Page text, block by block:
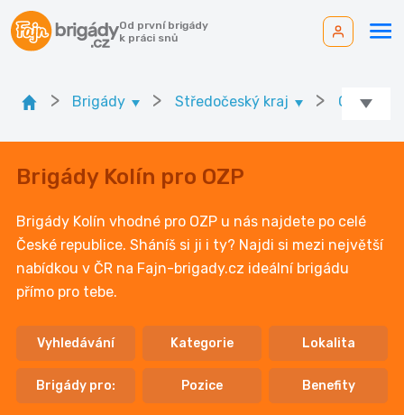
Od první brigády
k práci snů
> Brigády > Středočeský kraj > Ok. Kolín
Brigády Kolín pro OZP
Brigády Kolín vhodné pro OZP u nás najdete po celé
České republice. Sháníš si ji i ty? Najdi si mezi největší
nabídkou v ČR na Fajn-brigady.cz ideální brigádu
přímo pro tebe.
Vyhledávání Kategorie Lokalita
Brigády pro: Pozice Benefity